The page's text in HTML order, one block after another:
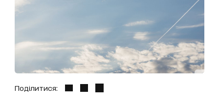
Поділитися: